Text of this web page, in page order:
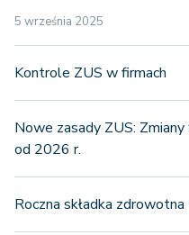
5 września 2025
Kontrole ZUS w firmach
Nowe zasady ZUS:
od 2026 r.
Roczna składka